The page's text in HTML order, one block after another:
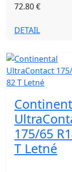
72.80 €
DETAIL
175/65
T Letné